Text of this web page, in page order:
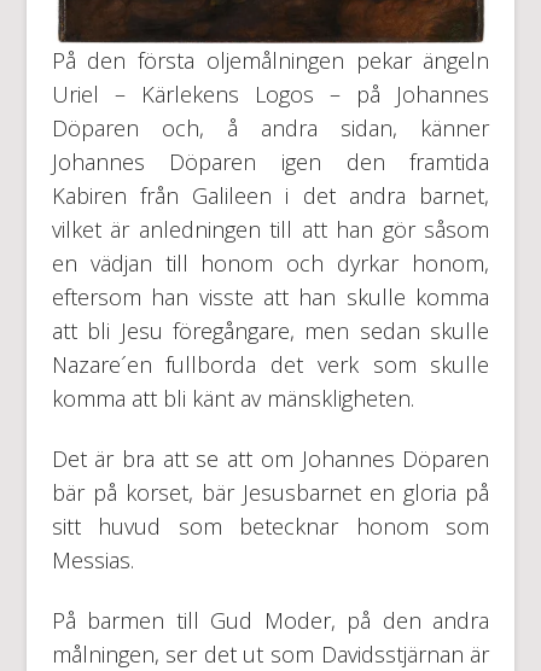
På den första oljemålningen pekar ängeln
Uriel – Kärlekens Logos – på Johannes
Döparen och, å andra sidan, känner
Johannes Döparen igen den framtida
Kabiren från Galileen i det andra barnet,
vilket är anledningen till att han gör såsom
en vädjan till honom och dyrkar honom,
eftersom han visste att han skulle komma
att bli Jesu föregångare, men sedan skulle
Nazare´en fullborda det verk som skulle
komma att bli känt av mänskligheten.
Det är bra att se att om Johannes Döparen
bär på korset, bär Jesusbarnet en gloria på
sitt huvud som betecknar honom som
Messias.
På barmen till Gud Moder, på den andra
målningen, ser det ut som Davidsstjärnan är